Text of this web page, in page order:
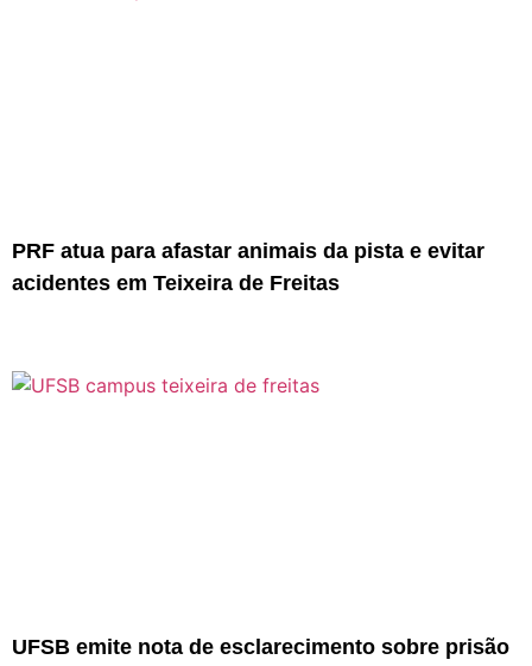
PRF atua para afastar animais da pista e evitar
acidentes em Teixeira de Freitas
UFSB emite nota de esclarecimento sobre prisão